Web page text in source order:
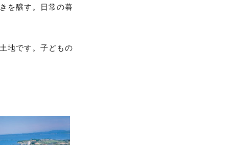
を醸す。日常の暮
地です。子どもの